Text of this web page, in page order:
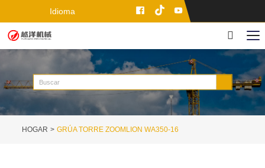
Idioma
HOGAR GRÚA TORRE ZOOMLION WA350-16